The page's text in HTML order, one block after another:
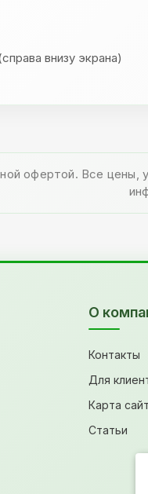
внизу экрана)
офертой. Все цены,
О
Контакты
Для
Карта
Статьи